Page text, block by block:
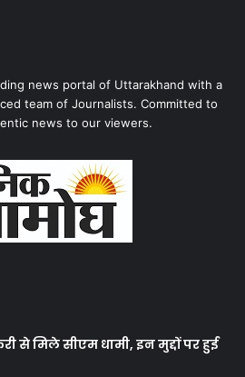
news portal of Uttarakhand with a
team of Journalists. Committed to
news to our viewers.
से मिले सीएम धामी, इन मुद्दों पर हुई